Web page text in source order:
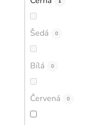
Šedá 0
Bílá 0
Červená 0